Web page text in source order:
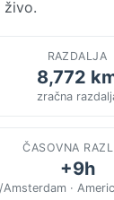
živo.
RAZDALJA
8,772
zračna
ČASOVNA
+9h
Amsterdam ·